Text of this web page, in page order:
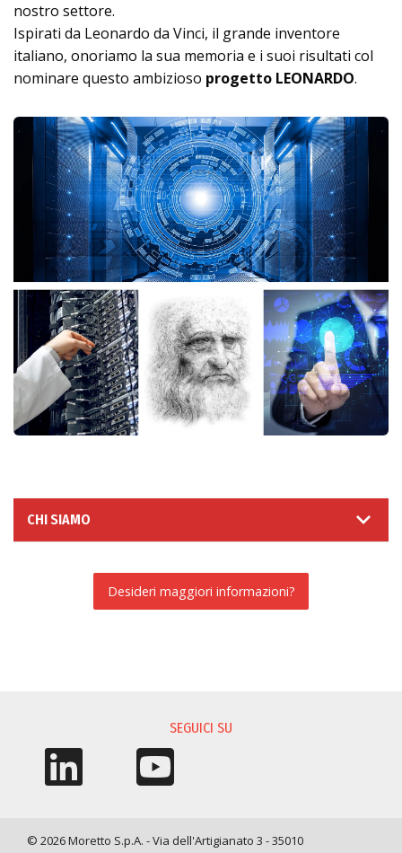
nostro settore.
Ispirati da Leonardo da Vinci, il grande inventore
italiano, onoriamo la sua memoria e i suoi risultati col
nominare questo ambizioso progetto LEONARDO.
CHI SIAMO
Desideri maggiori informazioni?
SEGUICI SU
© 2026 Moretto S.p.A. - Via dell'Artigianato 3 - 35010